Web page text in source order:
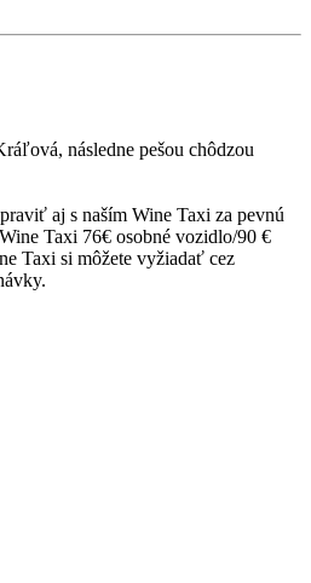
následne pešou chôdzou
aj s naším Wine Taxi za pevnú
Taxi 76€ osobné vozidlo/90 €
Taxi si môžete vyžiadať cez